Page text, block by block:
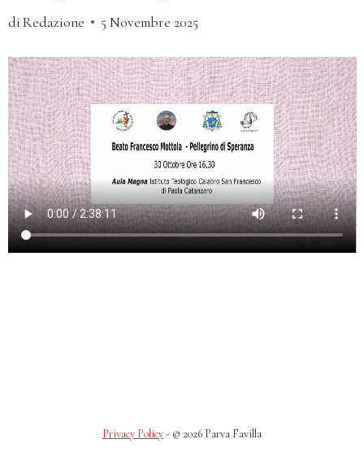
diRedazione 5 Novembre 2025
Privacy Policy- © 2026 Parva Favilla